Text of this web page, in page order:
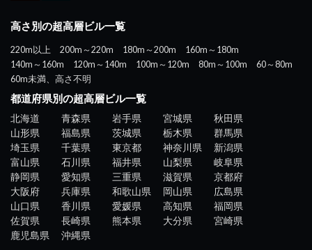
高さ別の超高層ビル一覧
220m以上 200m～220m 180m～200m
160m～180m
140m～160m
120m～140m 100m～120m 80m～100m
60～80m
60m未満、高さ不明
都道府県別の超高層ビル一覧
北海道 青森県 岩手県 宮城県
秋田県
山形県
福島県 茨城県 栃木県
群馬県
埼玉県
千葉県 東京都 神奈川県
新潟県
富山県
石川県 福井県 山梨県
岐阜県
静岡県
愛知県 三重県 滋賀県
京都府
大阪府
兵庫県 和歌山県 岡山県
広島県
山口県
香川県 愛媛県 高知県
福岡県
佐賀県
長崎県 熊本県 大分県
宮崎県
鹿児島県
沖縄県